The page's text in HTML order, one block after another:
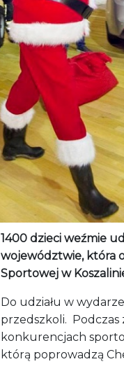
1400 dzieci weźmie
województwie, która
Sportowej w
Do udziału w
przedszkoli. Podczas
konkurencjach
którą poprowadzą